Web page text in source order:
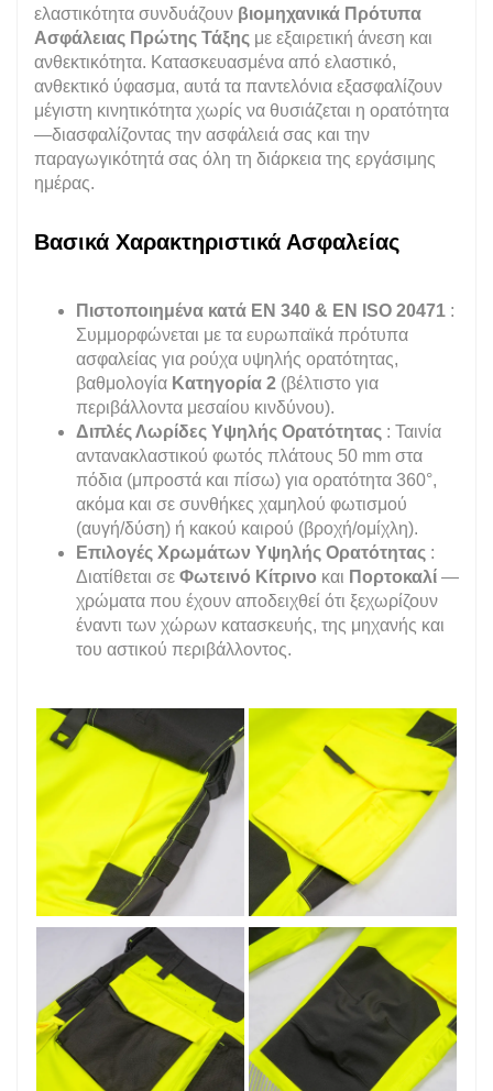
ελαστικότητα συνδυάζουν βιομηχανικά Πρότυπα
Ασφάλειας Πρώτης Τάξης με εξαιρετική άνεση και
ανθεκτικότητα. Κατασκευασμένα από ελαστικό,
ανθεκτικό ύφασμα, αυτά τα παντελόνια εξασφαλίζουν
μέγιστη κινητικότητα χωρίς να θυσιάζεται η ορατότητα
—διασφαλίζοντας την ασφάλειά σας και την
παραγωγικότητά σας όλη τη διάρκεια της εργάσιμης
ημέρας.
Βασικά Χαρακτηριστικά Ασφαλείας
Πιστοποιημένα κατά EN 340 & EN ISO 20471 :
Συμμορφώνεται με τα ευρωπαϊκά πρότυπα
ασφαλείας για ρούχα υψηλής ορατότητας,
βαθμολογία Κατηγορία 2 (βέλτιστο για
περιβάλλοντα μεσαίου κινδύνου).
Διπλές Λωρίδες Υψηλής Ορατότητας : Ταινία
αντανακλαστικού φωτός πλάτους 50 mm στα
πόδια (μπροστά και πίσω) για ορατότητα 360°,
ακόμα και σε συνθήκες χαμηλού φωτισμού
(αυγή/δύση) ή κακού καιρού (βροχή/ομίχλη).
Επιλογές Χρωμάτων Υψηλής Ορατότητας :
Διατίθεται σε Φωτεινό Κίτρινο και Πορτοκαλί —
χρώματα που έχουν αποδειχθεί ότι ξεχωρίζουν
έναντι των χώρων κατασκευής, της μηχανής και
του αστικού περιβάλλοντος.